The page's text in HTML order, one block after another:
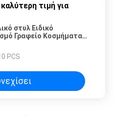
τιμή για
στυλ Ειδικό
Γραφείο Κοσμήματα
PCS